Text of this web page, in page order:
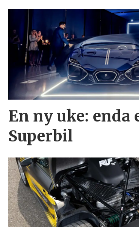
En ny uke: enda
Superbil